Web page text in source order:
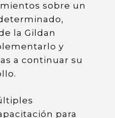
sobre un
la Gildan
y
a continuar su
para